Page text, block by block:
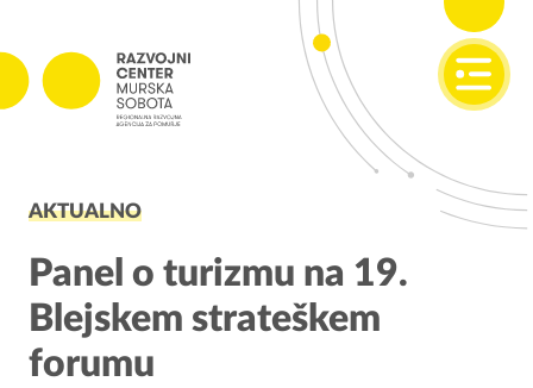
Projekti v izvajanju
Zaključeni projekti
PODJETNIŠTVO
SPOT
AKTUALNO
Panel o turizmu na 19.
Blejskem strateškem
forumu